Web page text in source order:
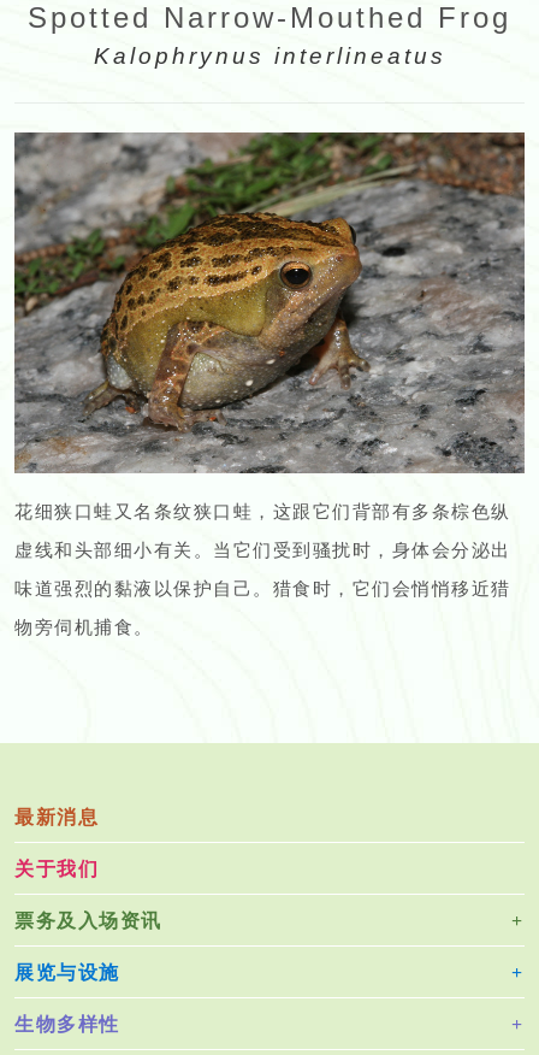
Spotted Narrow-Mouthed Frog
Kalophrynus interlineatus
花细狭口蛙又名条纹狭口蛙，这跟它们背部有多条棕色纵
虚线和头部细小有关。当它们受到骚扰时，身体会分泌出
味道强烈的黏液以保护自己。猎食时，它们会悄悄移近猎
物旁伺机捕食。
最新消息
关于我们
票务及入场资讯
展览与设施
生物多样性